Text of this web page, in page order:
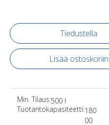
Tiedustella
Lisää ostoskoriin
Min. Tilaus:500 l
Tuotantokapasiteetti:180
00